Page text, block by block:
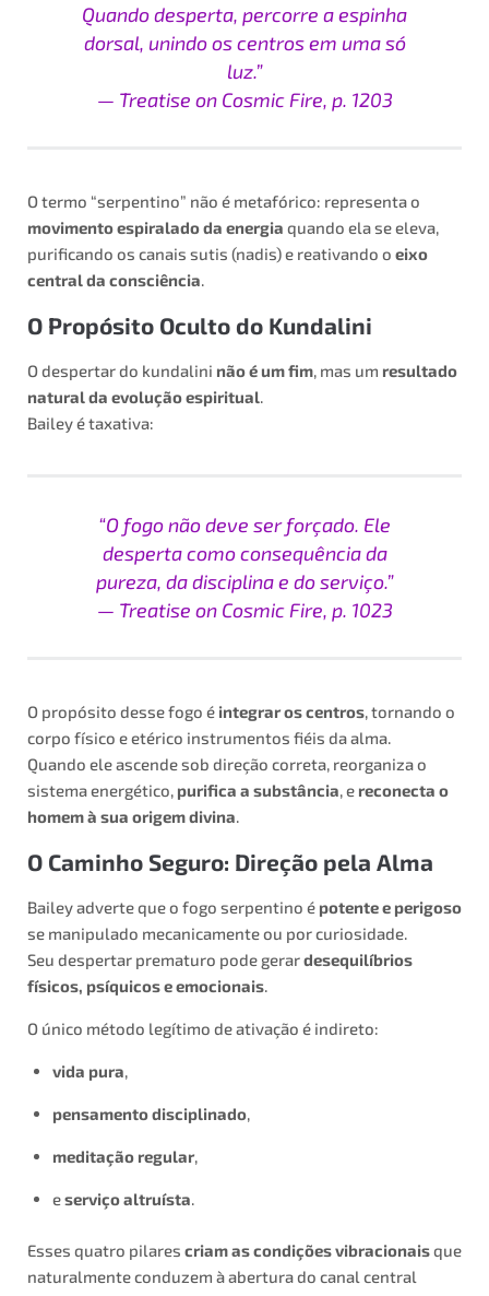
Quando desperta, percorre a espinha
dorsal, unindo os centros em uma só
luz.”
— Treatise on Cosmic Fire, p. 1203
O termo “serpentino” não é metafórico: representa o
movimento espiralado da energia quando ela se eleva,
purificando os canais sutis (nadis) e reativando o eixo
central da consciência.
O Propósito Oculto do Kundalini
O despertar do kundalini não é um fim, mas um resultado
natural da evolução espiritual.
Bailey é taxativa:
“O fogo não deve ser forçado. Ele
desperta como consequência da
pureza, da disciplina e do serviço.”
— Treatise on Cosmic Fire, p. 1023
O propósito desse fogo é integrar os centros, tornando o
corpo físico e etérico instrumentos fiéis da alma.
Quando ele ascende sob direção correta, reorganiza o
sistema energético, purifica a substância, e reconecta o
homem à sua origem divina.
O Caminho Seguro: Direção pela Alma
Bailey adverte que o fogo serpentino é potente e perigoso
se manipulado mecanicamente ou por curiosidade.
Seu despertar prematuro pode gerardesequilíbrios
físicos, psíquicos e emocionais.
O único método legítimo de ativação é indireto:
vida pura,
pensamento disciplinado,
meditação regular,
eserviço altruísta.
Esses quatro pilares criam as condições vibracionaisque
naturalmente conduzem à abertura do canal central